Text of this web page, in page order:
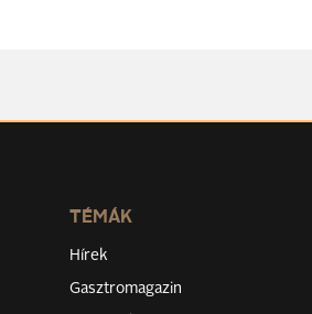
TÉMÁK
Hírek
Gasztromagazin